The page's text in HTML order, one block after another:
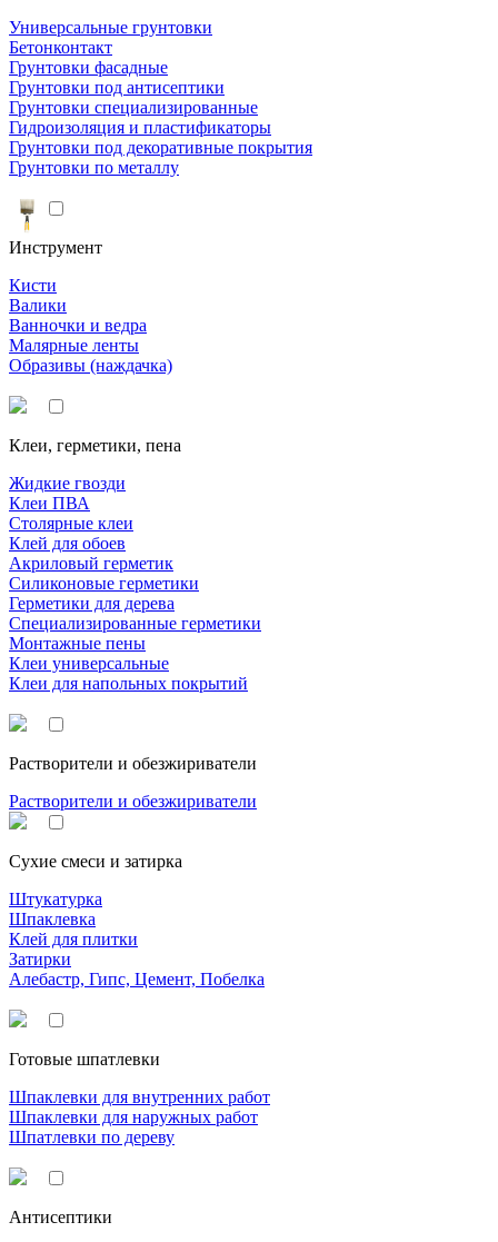
Универсальные грунтовки
Бетонконтакт
Грунтовки фасадные
Грунтовки под антисептики
Грунтовки специализированные
Гидроизоляция и пластификаторы
Грунтовки под декоративные покрытия
Грунтовки по металлу
Инструмент
Кисти
Валики
Ванночки и ведра
Малярные ленты
Образивы (наждачка)
Клеи, герметики, пена
Жидкие гвозди
Клеи ПВА
Столярные клеи
Клей для обоев
Акриловый герметик
Силиконовые герметики
Герметики для дерева
Специализированные герметики
Монтажные пены
Клеи универсальные
Клеи для напольных покрытий
Растворители и обезжириватели
Растворители и обезжириватели
Сухие смеси и затирка
Штукатурка
Шпаклевка
Клей для плитки
Затирки
Алебастр, Гипс, Цемент, Побелка
Готовые шпатлевки
Шпаклевки для внутренних работ
Шпаклевки для наружных работ
Шпатлевки по дереву
Антисептики